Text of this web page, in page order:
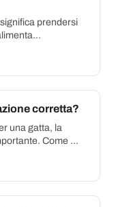
prendersi
corretta?
una gatta, la
Come ...